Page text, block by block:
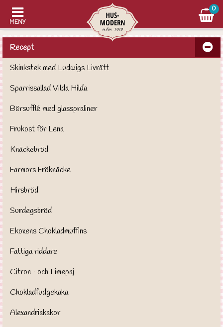
MENY
0
Recept
Skinkstek med Ludwigs Livrätt
Sparrissallad Vilda Hilda
Bärsufflé med glasspraliner
Frukost för Lena
Knäckebröd
Farmors Fröknäcke
Hirsbröd
Surdegsbröd
Ekoxens Chokladmuffins
Fattiga riddare
Citron- och Limepaj
Chokladfudgekaka
Alexandriakakor